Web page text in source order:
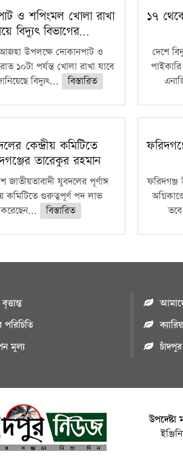
ও শপিংমল খোলা রাখা
বিদ্যুৎ বিভাগের…
উপলক্ষে দোকানপাট ও
১০টা পর্যন্ত খোলা রাখা যাবে
বিদ্যুৎ...
বিস্তারিত
১৭
দেশে
কেন্দ্রীয় কমিটিতে
তারেকুর রহমান
জাতীয়তাবাদী যুবদলের পূর্ণাঙ্গ
কমিটিতে গুরুত্বপূর্ণ পদ লাভ
করেছেন...
বিস্তারিত
ফরিদগঞ্জ
পরিচিতি
মুল্য
উপদেষ্টা